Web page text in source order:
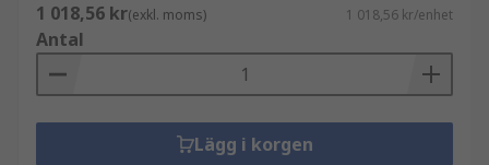
1 018,56 kr(exkl. moms) 1 018,56 kr/enhet
Antal
Lägg i korgen